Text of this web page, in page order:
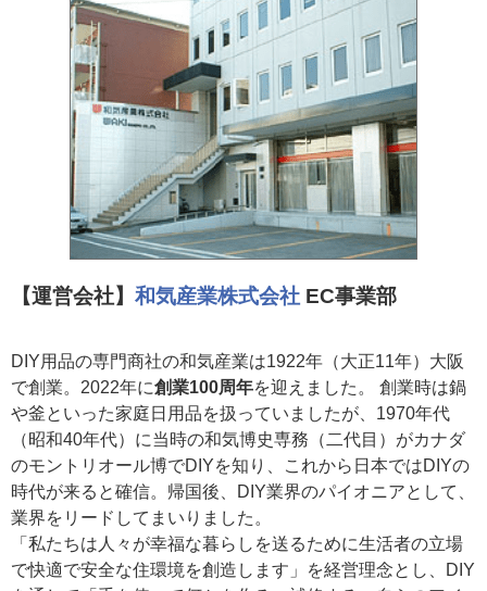
【運営会社】 和気産業株式会社 EC事業部
DIY用品の専門商社の和気産業は1922年（大正11年）大阪
で創業。2022年に創業100周年を迎えました。 創業時は鍋
や釜といった家庭日用品を扱っていましたが、1970年代
（昭和40年代）に当時の和気博史専務（二代目）がカナダ
のモントリオール博でDIYを知り、これから日本ではDIYの
時代が来ると確信。帰国後、DIY業界のパイオニアとして、
業界をリードしてまいりました。
「私たちは人々が幸福な暮らしを送るために生活者の立場
で快適で安全な住環境を創造します」を経営理念とし、DIY